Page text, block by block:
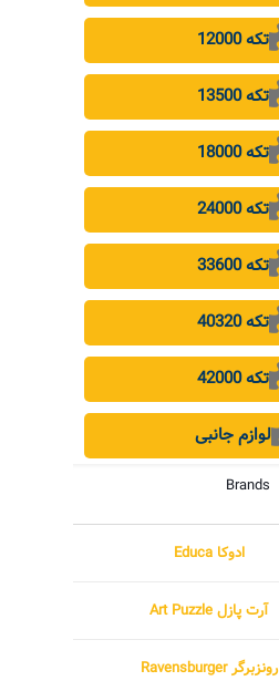
12000 تکه
13500 تکه
18000 تکه
24000 تکه
33600 تکه
40320 تکه
42000 تکه
لوازم جانبی
Brands
ادوکا Educa
آرت پازل Art Puzzle
رونزبرگر Ravensburger